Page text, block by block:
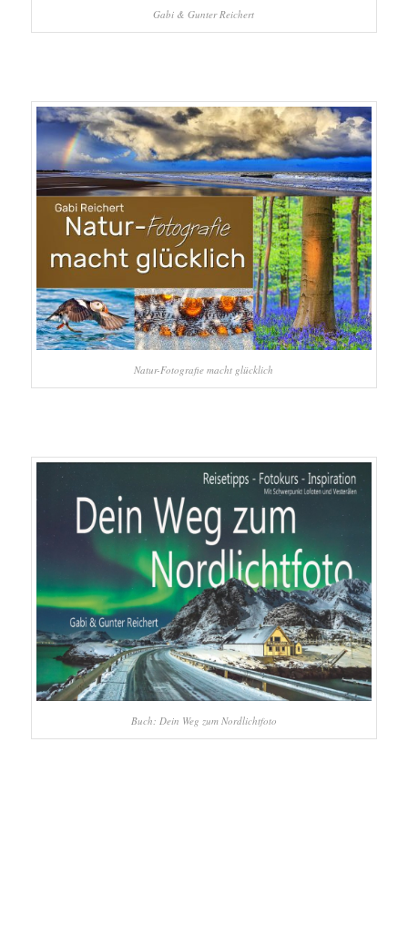
Gabi & Gunter Reichert
Natur-Fotografie macht glücklich
Buch: Dein Weg zum Nordlichtfoto